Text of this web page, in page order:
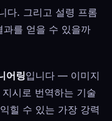
다. 그리고 설령 프롬
를 얻을 수 있을까
어링입니다 — 이미지
시로 번역하는 기술
힐 수 있는 가장 강력